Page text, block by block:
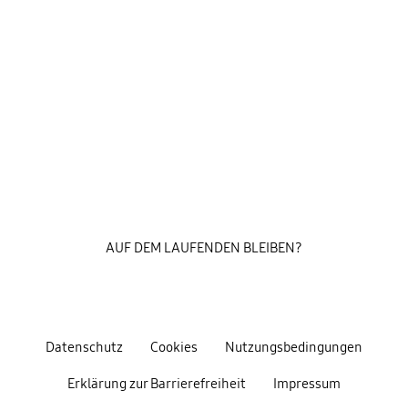
Datenschutz Cookies Nutzungsbedingungen
Erklärung zur Barrierefreiheit Impressum
AUF DEM LAUFENDEN BLEIBEN?